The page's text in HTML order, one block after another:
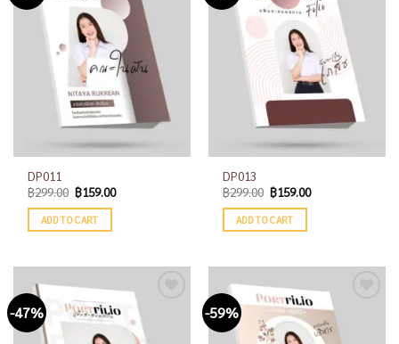
DP011
฿299.00 ฿159.00
ADD TO CART
DP013
฿299.00 ฿159.00
ADD TO CART
-47% -59%